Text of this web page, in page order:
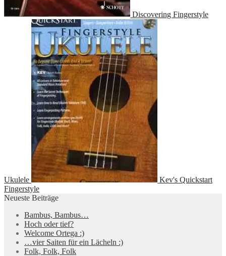
Discovering Fingerstyle
Ukulele
Kev's Quickstart
Fingerstyle
Neueste Beiträge
Bambus, Bambus…
Hoch oder tief?
Welcome Ortega :)
…vier Saiten für ein Lächeln :)
Folk, Folk, Folk